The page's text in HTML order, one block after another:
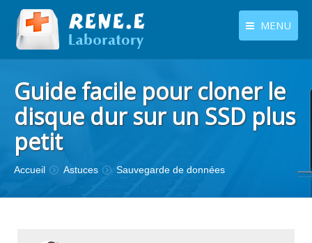
MENU
Centre de téléchargement
Langues
Guide facile pour cloner le
disque dur sur un SSD plus
petit
Vous êtes ici :
Accueil Astuces Sauvegarde de données